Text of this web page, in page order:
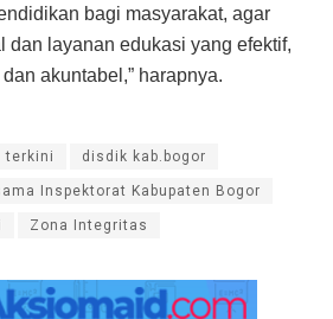
bagi masyarakat, agar
dan layanan edukasi yang efektif,
akuntabel,” harapnya.
terkini disdik kab.bogor
Inspektorat Kabupaten Bogor
Zona Integritas